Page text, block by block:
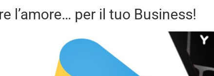
l’amore… per il tuo Business!